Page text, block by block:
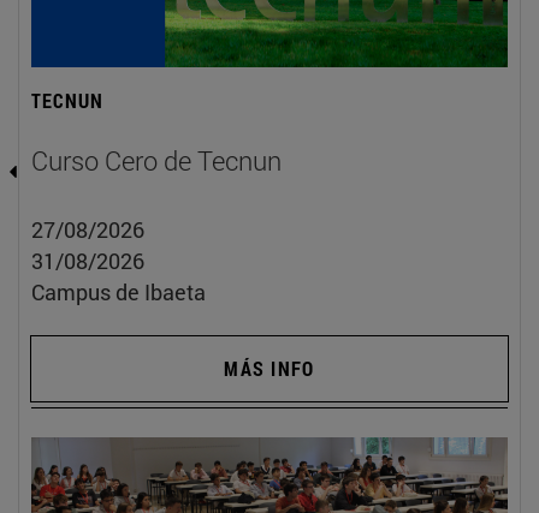
TECNUN
Curso Cero de Tecnun
27/08/2026
31/08/2026
Campus de Ibaeta
MÁS INFO